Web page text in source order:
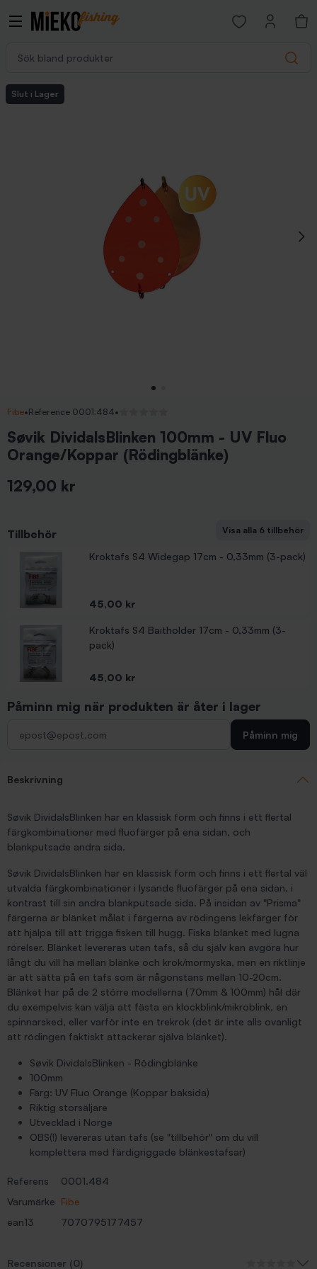
Search
Open favorites
Slut i Lager
Fibe•Reference 0001.484•
Søvik DividalsBlinken 100mm - UV Fluo
Orange/Koppar (Rödingblänke)
129,00 kr
Tillbehör Visa alla 6 tillbehör
Kroktafs S4 Widegap 17cm - 0,33mm (3-pack)
Pris
45,00 kr
Kroktafs S4 Baitholder 17cm - 0,33mm (3-
pack)
Pris
45,00 kr
Kroktafs S4 Baitholder 12cm - 0,33mm (3-pack)
Pris
Kroktafs S4 Widegap 12cm - 0,33mm (3-pack)
Pris
Pris
Pris
Påminn mig när produkten är åter i lager
Påminn mig
Beskrivning
Søvik DividalsBlinken har en klassisk form och finns i ett flertal
färgkombinationer med fluofärger på ena sidan, och
blankputsade andra sida.
Søvik DividalsBlinken har en klassisk form och finns i ett flertal väl
utvalda färgkombinationer i lysande fluofärger på ena sidan, i
kontrast till sin andra blankputsade sida. På insidan av "Prisma"
färgerna är blänket målat i färgerna av rödingens lekfärger för
att hjälpa till att trigga fisken till hugg. Fiska blänket med lugna
rörelser. Blänket levereras utan tafs, så du själv kan avgöra hur
långt du vill ha mellan blänke och krok/mormyska, men en riktlinje
är att sätta på en tafs som är någonstans mellan 10-20cm.
Blänket har på de 2 större modellerna (70mm & 100mm) hål där
du exempelvis kan välja att fästa en klockblink/mikroblink, en
spinnarsked, eller varför inte en trekrok (det är inte alls ovanligt
att rödingen faktiskt attackerar själva blänket).
Søvik DividalsBlinken - Rödingblänke
100mm
Färg: UV Fluo Orange (Koppar baksida)
Riktig storsäljare
Utvecklad i Norge
OBS(!) levereras utan tafs (se "tillbehör" om du vill
komplettera med färdigriggade blänkestafsar)
Referens
0001.484
Varumärke Fibe
ean13
7070795177457
Recensioner (0)